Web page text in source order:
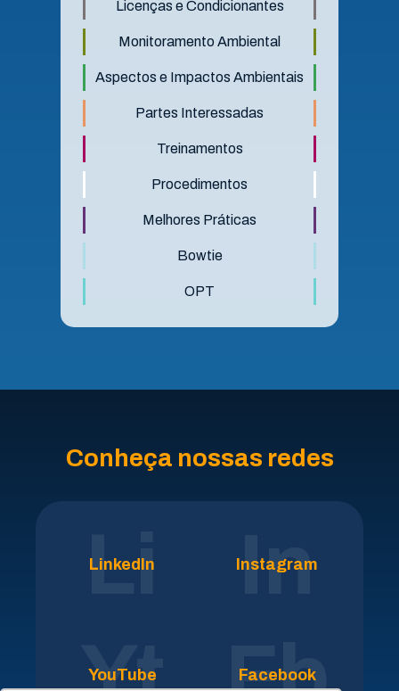
Licenças e Condicionantes
Monitoramento Ambiental
Aspectos e Impactos Ambientais
Partes Interessadas
Treinamentos
Procedimentos
Melhores Práticas
Bowtie
OPT
Conheça nossas redes
Li
LinkedIn In
Instagram
YouTube Facebook